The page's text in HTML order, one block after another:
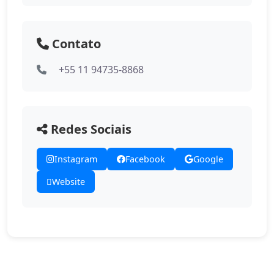
Contato
+55 11 94735-8868
Redes Sociais
Instagram Facebook
Google
Website